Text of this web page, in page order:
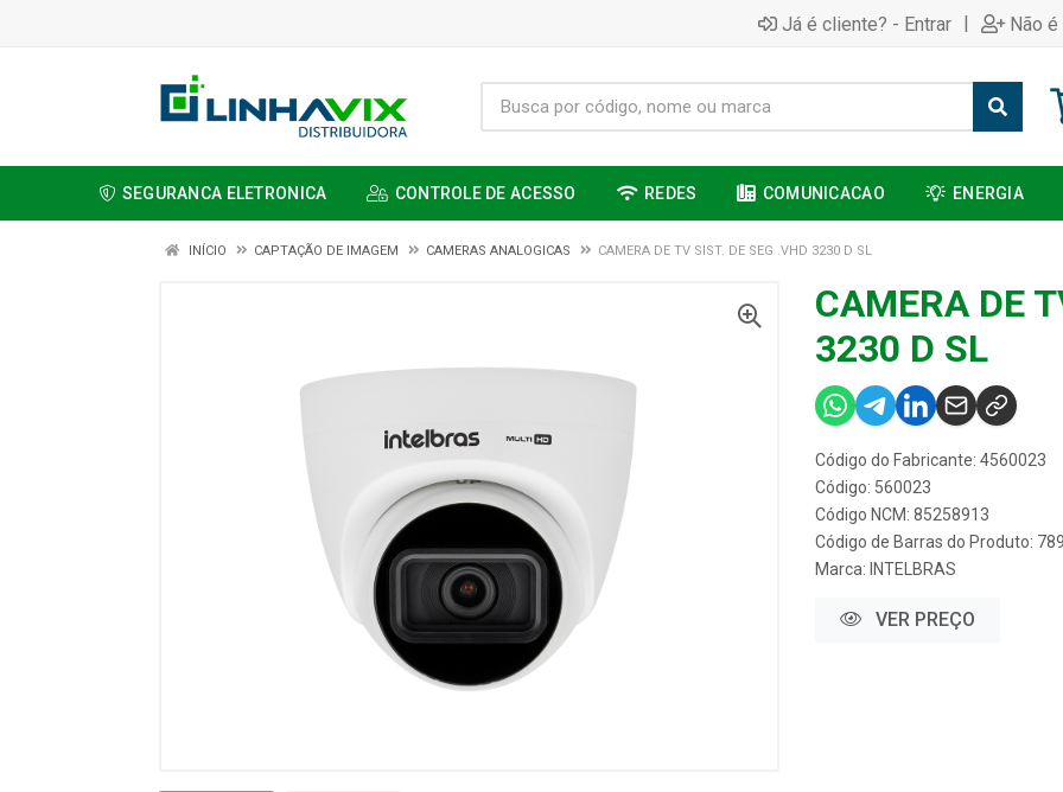
Já é cliente? - Entrar | Não
SEGURANCA ELETRONICA CONTROLE DE ACESSO REDES COMUNICACAO ENERGIA
INÍCIO CAPTAÇÃO DE IMAGEM CAMERAS ANALOGICAS CAMERA DE TV SIST. DE SEG .VHD 3230 D SL
CAMERA DE
3230 D SL
Código do Fabricante: 4560023
Código: 560023
Código NCM: 85258913
Código de Barras do Produto:
Marca: INTELBRAS
VER PREÇO